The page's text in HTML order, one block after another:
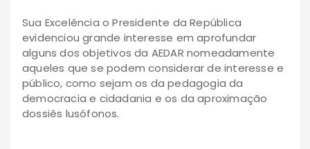
Sua Excelência o Presidente da República
evidenciou grande interesse em aprofundar
alguns dos objetivos da AEDAR nomeadamente
aqueles que se podem considerar de interesse e
público, como sejam os da pedagogia da
democracia e cidadania e os da aproximação
dossiês lusófonos.